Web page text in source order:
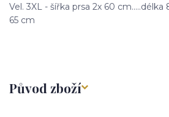
Vel. 3XL - šířka prsa 2x 60
65 cm
Původ zboží